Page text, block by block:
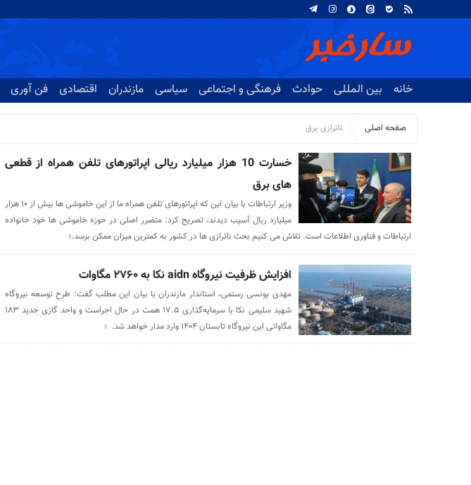
خانه بین المللی حوادث فرهنگی و اجتماعی سیاسی مازندران اقتصادی فن آوری
صفحه اصلی ناترازی برق
خسارت 10 هزار میلیارد ریالی اپراتورهای تلفن همراه از قطعی
های برق
وزیر ارتباطات با بیان این که اپراتورهای تلفن همراه ما از این خاموشی ها بیش از ۱۰ هزار
میلیارد ریال آسیب دیدند، تصریح کرد: متضرر اصلی در حوزه خاموشی ها خود خانواده
ارتباطات و فناوری اطلاعات است. تلاش می کنیم بحث ناترازی ها در کشور به کمترین میزان ممکن برسد.؛
افزایش ظرفیت نیروگاه aidn نکا به ۲۷۶۰ مگاوات
مهدی یونسی رستمی، استاندار مازندران با بیان این مطلب گفت: طرح توسعه نیروگاه
شهید سلیمی نکا با سرمایه‌گذاری ۱۷.۵ همت در حال اجراست و واحد گازی جدید ۱۸۳
مگاواتی این نیروگاه تابستان ۱۴۰۴ وارد مدار خواهد شد. ‎ ؛